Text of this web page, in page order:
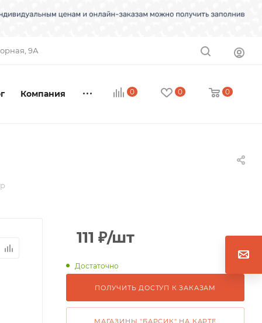
9А
0 0 0
Компания
111 ₽/шт
Достаточно
ПОЛУЧИТЬ ДОСТУП К ЗАКАЗАМ